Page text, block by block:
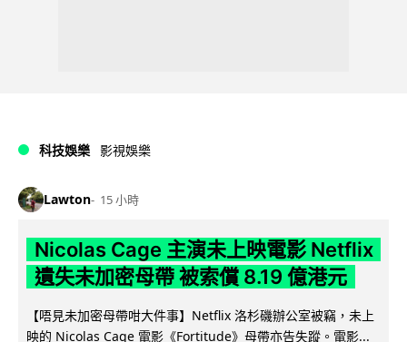
科技娛樂 影視娛樂
Lawton 15 小時
Nicolas Cage 主演未上映電影 Netflix
遺失未加密母帶 被索償 8.19 億港元
【唔見未加密母帶咁大件事】Netflix 洛杉磯辦公室被竊，未上
映的 Nicolas Cage 電影《Fortitude》母帶亦告失蹤。電影...